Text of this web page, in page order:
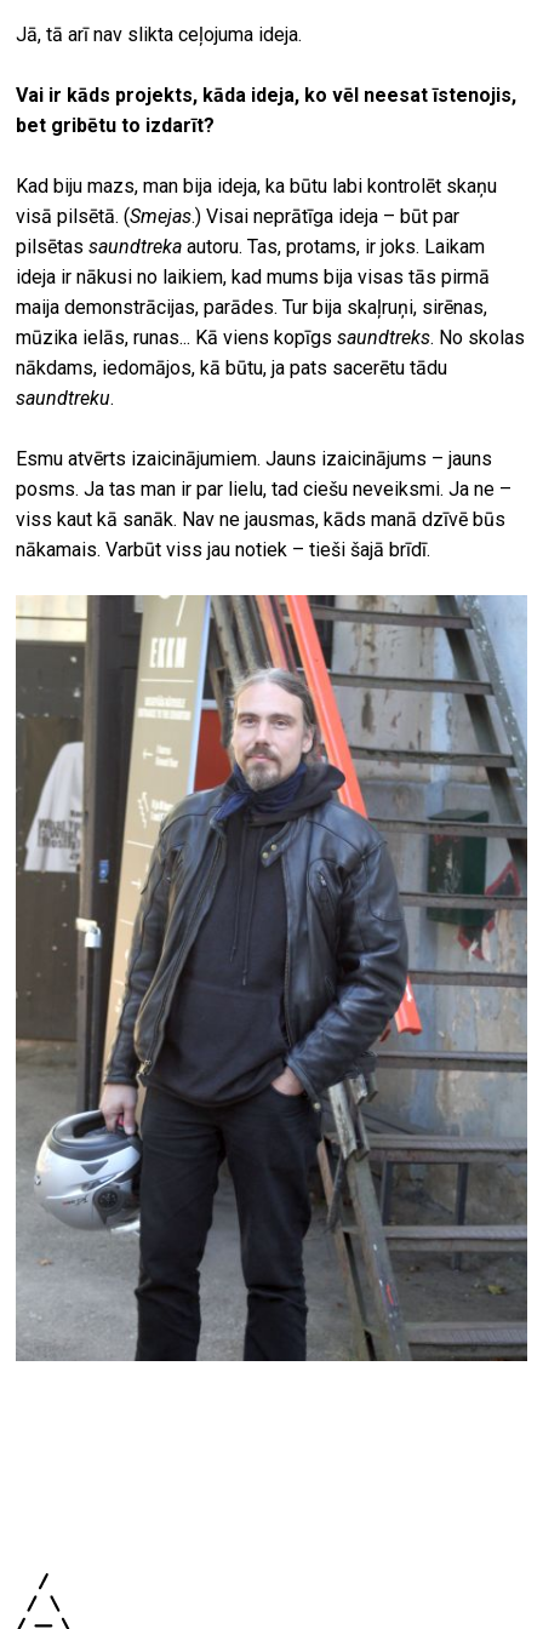
Jā, tā arī nav slikta ceļojuma ideja.
Vai ir kāds projekts, kāda ideja, ko vēl neesat īstenojis,
bet gribētu to izdarīt?
Kad biju mazs, man bija ideja, ka būtu labi kontrolēt skaņu
visā pilsētā. (Smejas.) Visai neprātīga ideja – būt par
pilsētassaundtreka autoru. Tas, protams, ir joks. Laikam
ideja ir nākusi no laikiem, kad mums bija visas tās pirmā
maija demonstrācijas, parādes. Tur bija skaļruņi, sirēnas,
mūzika ielās, runas... Kā viens kopīgssaundtreks. No skolas
nākdams, iedomājos, kā būtu, ja pats sacerētu tādu
saundtreku.
Esmu atvērts izaicinājumiem. Jauns izaicinājums – jauns
posms. Ja tas man ir par lielu, tad ciešu neveiksmi. Ja ne –
viss kaut kā sanāk. Nav ne jausmas, kāds manā dzīvē būs
nākamais. Varbūt viss jau notiek – tieši šajā brīdī.